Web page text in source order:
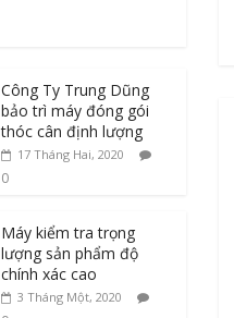
Công Ty Trung Dũng
bảo trì máy đóng gói
thóc cân định lượng
17 Tháng Hai, 2020
0
Máy kiểm tra trọng
lượng sản phẩm độ
chính xác cao
3 Tháng Một, 2020